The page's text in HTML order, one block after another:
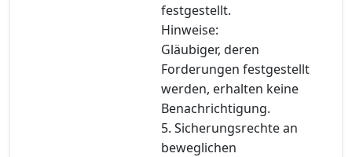
festgestellt.
Hinweise:
Gläubiger, deren
Forderungen festgestellt
werden, erhalten keine
Benachrichtigung.
5. Sicherungsrechte an
beweglichen